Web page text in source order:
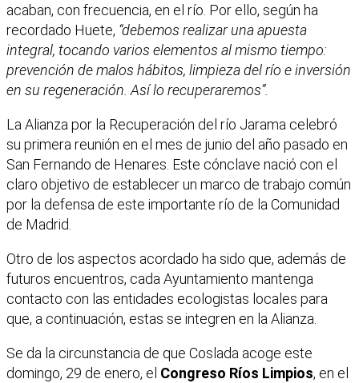
acaban, con frecuencia, en el río. Por ello, según ha
recordado Huete, “debemos realizar una apuesta
integral, tocando varios elementos al mismo tiempo:
prevención de malos hábitos, limpieza del río e inversión
en su regeneración. Así lo recuperaremos”.
La Alianza por la Recuperación del río Jarama celebró
su primera reunión en el mes de junio del año pasado en
San Fernando de Henares. Este cónclave nació con el
claro objetivo de establecer un marco de trabajo común
por la defensa de este importante río de la Comunidad
de Madrid.
Otro de los aspectos acordado ha sido que, además de
futuros encuentros, cada Ayuntamiento mantenga
contacto con las entidades ecologistas locales para
que, a continuación, estas se integren en la Alianza.
Se da la circunstancia de que Coslada acoge este
domingo, 29 de enero, el Congreso Ríos Limpios, en el